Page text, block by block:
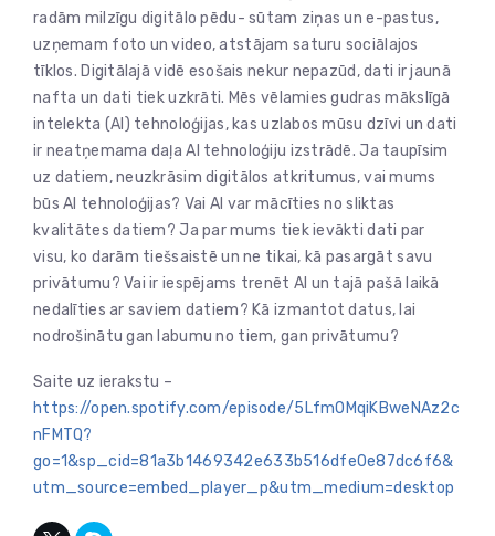
radām milzīgu digitālo pēdu- sūtam ziņas un e-pastus,
uzņemam foto un video, atstājam saturu sociālajos
tīklos. Digitālajā vidē esošais nekur nepazūd, dati ir jaunā
nafta un dati tiek uzkrāti. Mēs vēlamies gudras mākslīgā
intelekta (AI) tehnoloģijas, kas uzlabos mūsu dzīvi un dati
ir neatņemama daļa AI tehnoloģiju izstrādē. Ja taupīsim
uz datiem, neuzkrāsim digitālos atkritumus, vai mums
būs AI tehnoloģijas? Vai AI var mācīties no sliktas
kvalitātes datiem? Ja par mums tiek ievākti dati par
visu, ko darām tiešsaistē un ne tikai, kā pasargāt savu
privātumu? Vai ir iespējams trenēt AI un tajā pašā laikā
nedalīties ar saviem datiem? Kā izmantot datus, lai
nodrošinātu gan labumu no tiem, gan privātumu?
Saite uz ierakstu –
https://open.spotify.com/episode/5Lfm0MqiKBweNAz2c
nFMTQ?
go=1&sp_cid=81a3b1469342e633b516dfe0e87dc6f6&
utm_source=embed_player_p&utm_medium=desktop